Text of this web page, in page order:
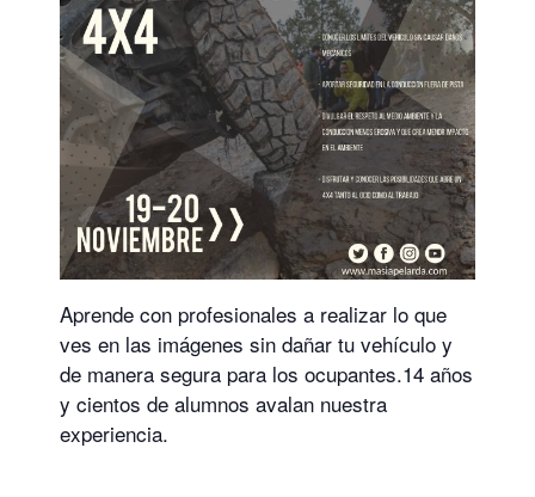
Aprende con profesionales a realizar lo que
ves en las imágenes sin dañar tu vehículo y
de manera segura para los ocupantes.14 años
y cientos de alumnos avalan nuestra
experiencia.